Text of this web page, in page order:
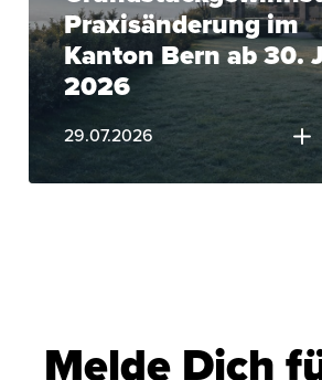
Praxisänderung im
Kanton Bern ab 30.
2026
29.07.2026
Melde Dich